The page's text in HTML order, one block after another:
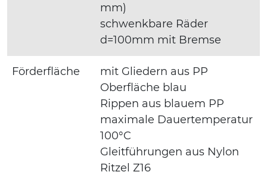
mm)
schwenkbare Räder
d=100mm mit Bremse
Förderfläche
mit Gliedern aus PP
Oberfläche blau
Rippen aus blauem PP
maximale Dauertemperatur
100°C
Gleitführungen aus Nylon
Ritzel Z16